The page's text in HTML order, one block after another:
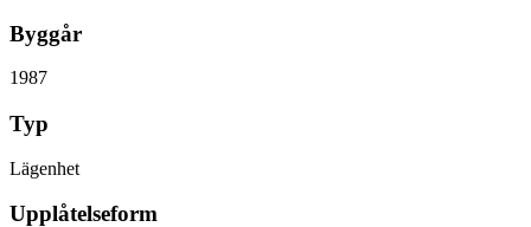
Byggår
1987
Typ
Lägenhet
Upplåtelseform